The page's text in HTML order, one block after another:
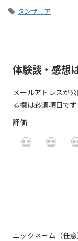
-タンザニア
体験談・感想
メールアドレスが
る欄は必須項目です
評価
ニックネーム（任意